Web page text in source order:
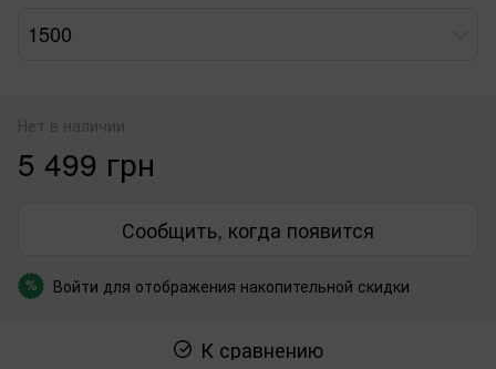
1500
Нет в наличии
5 499 грн
Сообщить, когда появится
% Войти для отображения накопительной скидки
К сравнению